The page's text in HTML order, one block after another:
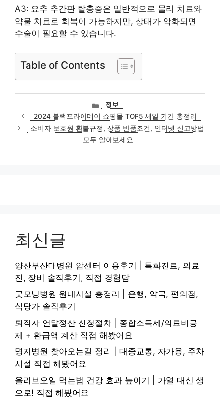
A3: 요추 추간판 탈충증은 일반적으로 물리 치료와
약물 치료로 회복이 가능하지만, 상태가 악화되면
수술이 필요할 수 있습니다.
Table of Contents
카
테
고
리
정보
2024 블랙프라이데이 쇼핑몰 TOP5 세일 기간 총정리
소비자 보호원 환불규정, 상품 반품조건, 인터넷 신고방법
모두 알아보세요
최신글
양산부산대병원 암센터 이용후기 | 특화진료, 의료
진, 장비 솔직후기, 직접 경험담
굿모닝병원 원내시설 총정리 | 은행, 약국, 편의점,
식당가 솔직후기
퇴직자 연말정산 신청절차 | 종합소득세/의료비공
제 + 환급액 계산 직접 해봤어요
명지병원 찾아오는길 정리 | 대중교통, 자가용, 주차
시설 직접 해봤어요
올리브오일 먹는법 건강 효과 높이기 | 가열 대신 생
으로! 직접 해봤어요